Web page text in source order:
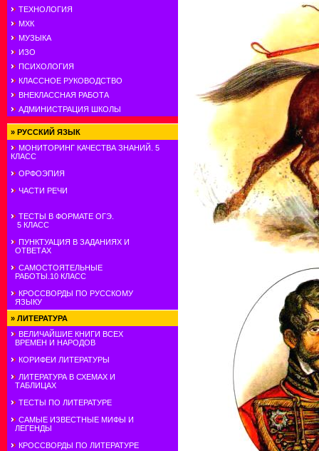
ТЕХНОЛОГИЯ
МХК
МУЗЫКА
ИЗО
ПСИХОЛОГИЯ
КЛАССНОЕ РУКОВОДСТВО
ВНЕКЛАССНАЯ РАБОТА
АДМИНИСТРАЦИЯ ШКОЛЫ
» РУССКИЙ ЯЗЫК
МОНИТОРИНГ КАЧЕСТВА ЗНАНИЙ. 5
КЛАСС
ОРФОЭПИЯ
ЧАСТИ РЕЧИ
ТЕСТЫ В ФОРМАТЕ ОГЭ.
5 КЛАСС
ПУНКТУАЦИЯ В ЗАДАНИЯХ И
ОТВЕТАХ
САМОСТОЯТЕЛЬНЫЕ
РАБОТЫ.10 КЛАСС
КРОССВОРДЫ ПО РУССКОМУ
ЯЗЫКУ
» ЛИТЕРАТУРА
ВЕЛИЧАЙШИЕ КНИГИ ВСЕХ
ВРЕМЕН И НАРОДОВ
КОРИФЕИ ЛИТЕРАТУРЫ
ЛИТЕРАТУРА В СХЕМАХ И
ТАБЛИЦАХ
ТЕСТЫ ПО ЛИТЕРАТУРЕ
САМЫЕ ИЗВЕСТНЫЕ МИФЫ И
ЛЕГЕНДЫ
КРОССВОРДЫ ПО ЛИТЕРАТУРЕ